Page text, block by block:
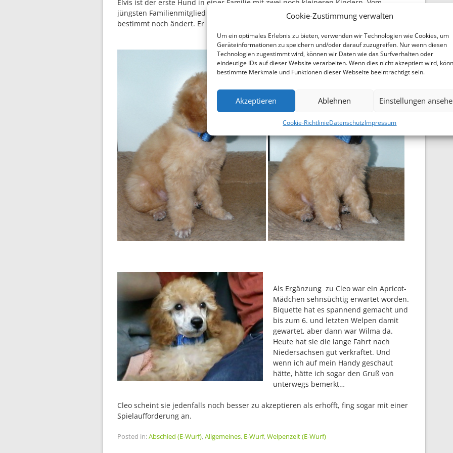
Cookie-Zustimmung verwalten
Um ein optimales Erlebnis zu bieten, verwenden wir Technologien wie Cookies, um
Geräteinformationen zu speichern und/oder darauf zuzugreifen. Nur wenn diesen
Technologien zugestimmt wird, können wir Daten wie das Surfverhalten oder
eindeutige IDs auf dieser Website verarbeiten. Wenn dies nicht akzeptiert wird,
bestimmte Merkmale und Funktionen dieser Webseite beeinträchtigt sein.
Akzeptieren Ablehnen Einstellungen
Cookie-RichtlinieDatenschutzImpressum
Elvis ist der erste Hund in einer Familie mit zwei noch kleineren Kindern. Vom
jüngsten Familienmitglied wird er ganz entzückend „Elbis“ gerufen, was sich aber
bestimmt noch ändert. Er bleibt in Baden Württemberg.
Als Ergänzung zu Cleo war ein Apricot-
Mädchen sehnsüchtig erwartet worden.
Biquette hat es spannend gemacht und
bis zum 6. und letzten Welpen damit
gewartet, aber dann war Wilma da.
Heute hat sie die lange Fahrt nach
Niedersachsen gut verkraftet. Und
wenn ich auf mein Handy geschaut
hätte, hätte ich sogar den Gruß von
unterwegs bemerkt…
Cleo scheint sie jedenfalls noch besser zu akzeptieren als erhofft, fing sogar mit einer
Spielaufforderung an.
Posted in:Abschied (E-Wurf),Allgemeines, E-Wurf,Welpenzeit (E-Wurf)